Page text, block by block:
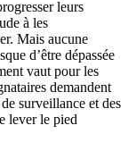
leurs
à les
Mais aucune
d’être dépassée
vaut pour les
demandent
surveillance et des
lever le pied